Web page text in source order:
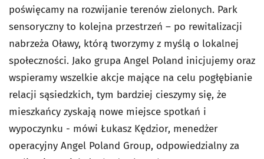
poświęcamy na rozwijanie terenów zielonych. Park
sensoryczny to kolejna przestrzeń – po rewitalizacji
nabrzeża Oławy, którą tworzymy z myślą o lokalnej
społeczności. Jako grupa Angel Poland inicjujemy oraz
wspieramy wszelkie akcje mające na celu pogłębianie
relacji sąsiedzkich, tym bardziej cieszymy się, że
mieszkańcy zyskają nowe miejsce spotkań i
wypoczynku - mówi Łukasz Kędzior, menedżer
operacyjny Angel Poland Group, odpowiedzialny za